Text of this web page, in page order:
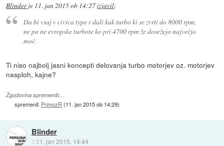
Blinderje 11. jan 2015 ob 14:27izjavil:
Da bi vsaj v civica type r dali kak turbo ki se zvrti do 8000 rpm,
ne pa ne evropske turbote ko pri 4700 rpm že dosežejo največjo
moč.
Ti niso najbolj jasni koncepti delovanja turbo motorjev oz. motorjev
nasploh, kajne?
Zgodovina sprememb…
spremenil: PrimozR(11. jan 2015 ob 14:29)
Blinder
:: 11. jan 2015, 14:44